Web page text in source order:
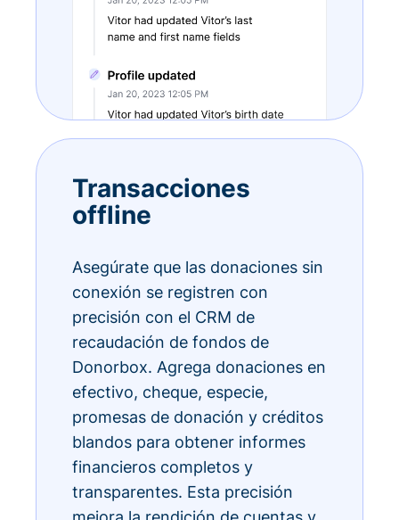
Transacciones
offline
Asegúrate que las donaciones sin
conexión se registren con
precisión con el CRM de
recaudación de fondos de
Donorbox. Agrega donaciones en
efectivo, cheque, especie,
promesas de donación y créditos
blandos para obtener informes
financieros completos y
transparentes. Esta precisión